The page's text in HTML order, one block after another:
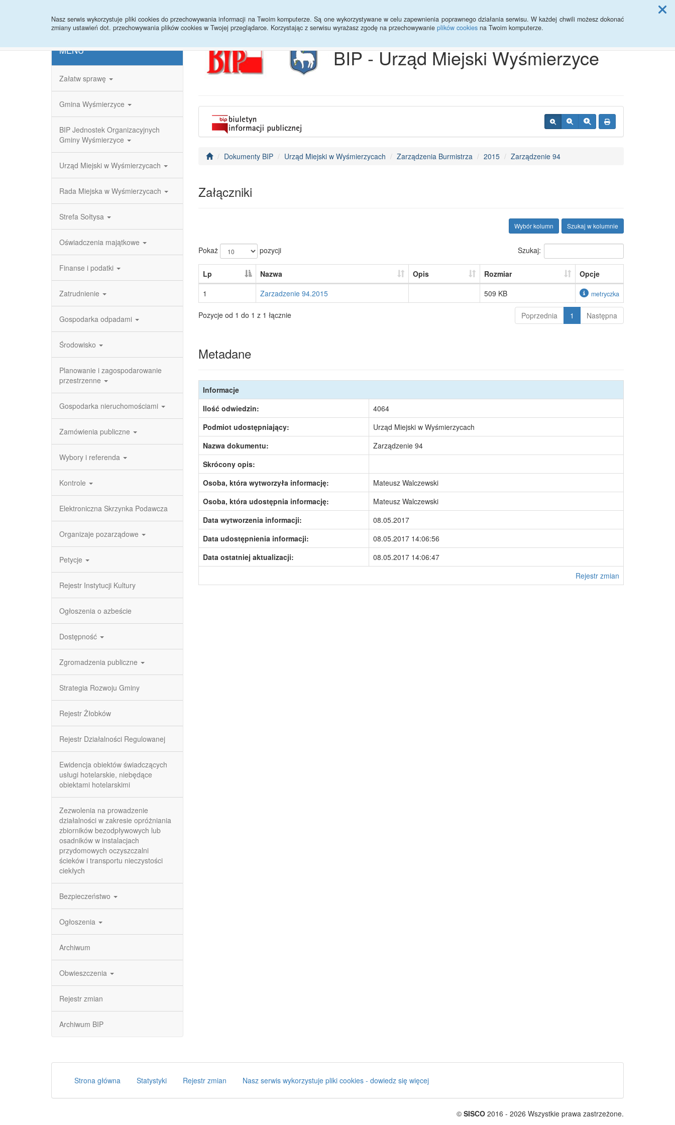
Nasz serwis wykorzystuje pliki cookies do przechowywania informacji na Twoim komputerze. Są one wykorzystywane w celu zapewnienia poprawnego działania serwisu. W każdej chwili możesz dokonać
zmiany ustawień dot. przechowywania plików cookies w Twojej przeglądarce. Korzystając z serwisu wyrażasz zgodę na przechowywanie plików cookies na Twoim komputerze.
Przycisk wyszukaj duży
MENU
Załatw sprawę
Gmina Wyśmierzyce
BIP Jednostek Organizacyjnych
Gminy Wyśmierzyce
Urząd Miejski w Wyśmierzycach
Rada Miejska w Wyśmierzycach
Strefa Sołtysa
Oświadczenia majątkowe
Finanse i podatki
Zatrudnienie
Gospodarka odpadami
Środowisko
Planowanie i zagospodarowanie
przestrzenne
Gospodarka nieruchomościami
Zamówienia publiczne
Wybory i referenda
Kontrole
Elektroniczna Skrzynka Podawcza
Organizaje pozarządowe
Petycje
Rejestr Instytucji Kultury
Ogłoszenia o azbeście
Dostępność
Zgromadzenia publiczne
Strategia Rozwoju Gminy
Rejestr Żłobków
Rejestr Działalności Regulowanej
Ewidencja obiektów świadczących
usługi hotelarskie, niebędące
obiektami hotelarskimi
Zezwolenia na prowadzenie
działalności w zakresie opróżniania
zbiorników bezodpływowych lub
osadników w instalacjach
przydomowych oczyszczalni
ścieków i transportu nieczystości
ciekłych
Bezpieczeństwo
Ogłoszenia
Archiwum
Obwieszczenia
Rejestr zmian
Archiwum BIP
BIP - Urząd Miejski Wyśmierzyce
Dokumenty BIP Urząd Miejski w Wyśmierzycach Zarządzenia Burmistrza 2015 Zarządzenie 94
Załączniki
Szukaj w kolumnie
Wybór kolumn
Pokaż pozycji Szukaj:
Lp Nazwa Opis Rozmiar
Opcje
1
Zarzadzenie 94.2015 509 KB metryczka
Pozycje od 1 do 1 z 1 łącznie Poprzednia 1 Następna
Metadane
Informacje
Ilość odwiedzin:
4064
Podmiot udostępniający:
Urząd Miejski w Wyśmierzycach
Nazwa dokumentu:
Zarządzenie 94
Skrócony opis:
Osoba, która wytworzyła informację:
Mateusz Walczewski
Osoba, która udostępnia informację:
Mateusz Walczewski
Data wytworzenia informacji:
08.05.2017
Data udostępnienia informacji:
08.05.2017 14:06:56
Data ostatniej aktualizacji:
08.05.2017 14:06:47
Rejestr zmian
Strona główna Statystyki Rejestr zmian Nasz serwis wykorzystuje pliki cookies - dowiedz się więcej
© SISCO 2016 - 2026 Wszystkie prawa zastrzeżone.